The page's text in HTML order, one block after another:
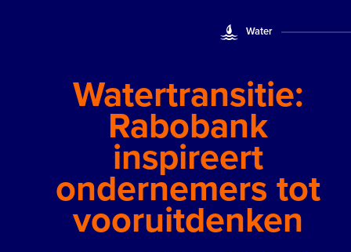
Water
Watertransitie:
Rabobank
inspireert
ondernemers tot
vooruitdenken